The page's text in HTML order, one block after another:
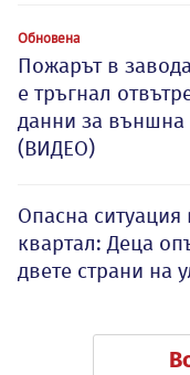
Обновена
Пожарът в
е тръгнал
данни за външна
(ВИДЕО)
Опасна ситуация
квартал: Деца
двете страни на